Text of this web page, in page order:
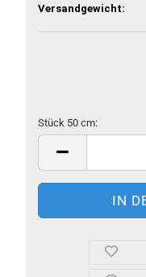
Versandgewicht:
Stück 50 cm:
Stück